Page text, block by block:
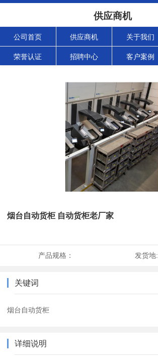
供应商机
公司首页 供应商机 关于我们
荣誉认证 招聘中心 客户案例
烟台自动货柜 自动货柜老厂家
产品规格： 发货地:
关键词
烟台自动货柜
详细说明